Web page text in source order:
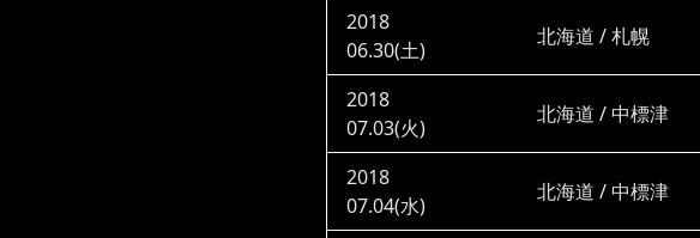
2018
06.30(土)
北海道 / 札幌
2018
07.03(火)
北海道 / 中標津
2018
07.04(水)
北海道 / 中標津